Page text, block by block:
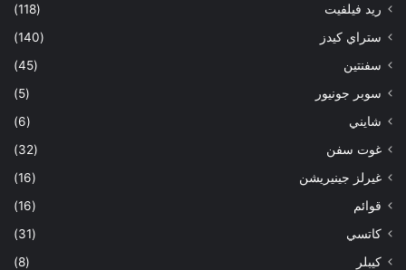
ريد فيلفيت
(118)
ستراي كيدز
(140)
سفنتين
(45)
سوبر جونيور
(5)
شايني
(6)
غوت سفن
(32)
غيرلز جينيريشن
(16)
قوائم
(16)
كاتسي
(31)
كيبلر
(8)